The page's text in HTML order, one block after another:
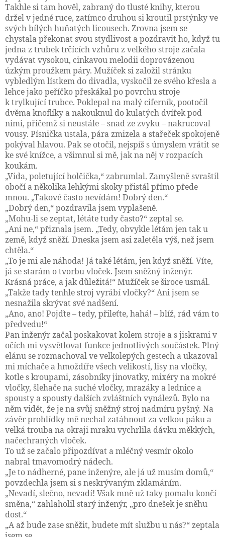
Takhle si tam hověl, zabraný do tlusté knihy, kterou
držel v jedné ruce, zatímco druhou si kroutil prstýnky ve
svých bílých huňatých licousech. Zrovna jsem se
chystala překonat svou stydlivost a pozdravit ho, když tu
jedna z trubek trčících vzhůru z velkého stroje začala
vydávat vysokou, cinkavou melodii doprovázenou
úzkým proužkem páry. Mužíček si založil stránku
vybledlým lístkem do divadla, vyskočil ze svého křesla a
lehce jako peříčko přeskákal po povrchu stroje
k trylkující trubce. Poklepal na malý ciferník, pootočil
dvěma knoflíky a nakouknul do kulatých dvířek pod
nimi, přičemž si neustále – snad ze zvyku – nakrucoval
vousy. Písnička ustala, pára zmizela a stařeček spokojeně
pokýval hlavou. Pak se otočil, nejspíš s úmyslem vrátit se
ke své knížce, a všimnul si mě, jak na něj v rozpacích
koukám.
„Vida, poletující holčička,“ zabrumlal. Zamyšleně svraštil
obočí a několika lehkými skoky přistál přímo přede
mnou. „Takové často nevídám! Dobrý den.“
„Dobrý den,“ pozdravila jsem vyplašeně.
„Mohu-li se zeptat, létáte tudy často?“ zeptal se.
„Ani ne,“ přiznala jsem. „Tedy, obvykle létám jen tak u
země, když sněží. Dneska jsem asi zaletěla výš, než jsem
chtěla.“
„To je mi ale náhoda! Já také létám, jen když sněží. Víte,
já se starám o tvorbu vloček. Jsem sněžný inženýr.
Krásná práce, a jak důležitá!“ Mužíček se široce usmál.
„Takže tady tenhle stroj vyrábí vločky?“ Ani jsem se
nesnažila skrývat své nadšení.
„Ano, ano! Pojďte – tedy, přileťte, hahá! – blíž, rád vám to
předvedu!“
Pan inženýr začal poskakovat kolem stroje a s jiskrami v
očích mi vysvětlovat funkce jednotlivých součástek. Plný
elánu se rozmachoval ve velkolepých gestech a ukazoval
mi míchače a hmoždíře všech velikostí, lisy na vločky,
kotle s kroupami, zásobníky jinovatky, mixéry na mokré
vločky, šlehače na suché vločky, mrazáky a lednice a
spousty a spousty dalších zvláštních vynálezů. Bylo na
něm vidět, že je na svůj sněžný stroj nadmíru pyšný. Na
závěr prohlídky mě nechal zatáhnout za velkou páku a
velká trouba na okraji mraku vychrlila dávku měkkých,
načechraných vloček.
To už se začalo připozdívat a mléčný vesmír okolo
nabral tmavomodrý nádech.
„Je to nádherné, pane inženýre, ale já už musím domů,“
povzdechla jsem si s neskrývaným zklamáním.
„Nevadí, slečno, nevadí! Však mně už taky pomalu končí
směna,“ zahlaholil starý inženýr, „pro dnešek je sněhu
dost.“
„A až bude zase sněžit, budete mít službu u nás?“ zeptala